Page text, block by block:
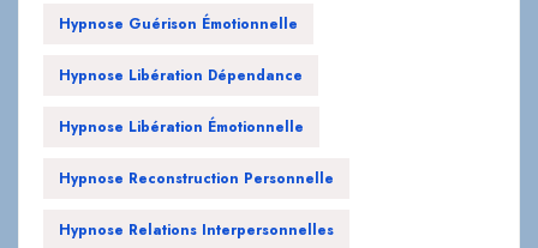
Hypnose Guérison Émotionnelle
Hypnose Libération Dépendance
Hypnose Libération Émotionnelle
Hypnose Reconstruction Personnelle
Hypnose Relations Interpersonnelles